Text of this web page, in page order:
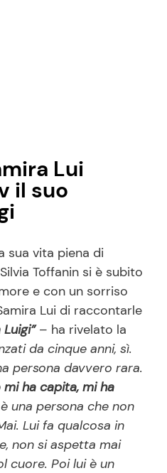
Lui
il suo
sua vita piena di
Toffanin si è subito
e con un sorriso
Lui di raccontarle
– ha rivelato la
da cinque anni, sì.
persona davvero rara.
ha capita, mi ha
è una persona che non
Lui fa qualcosa in
non si aspetta mai
cuore. Poi lui è un